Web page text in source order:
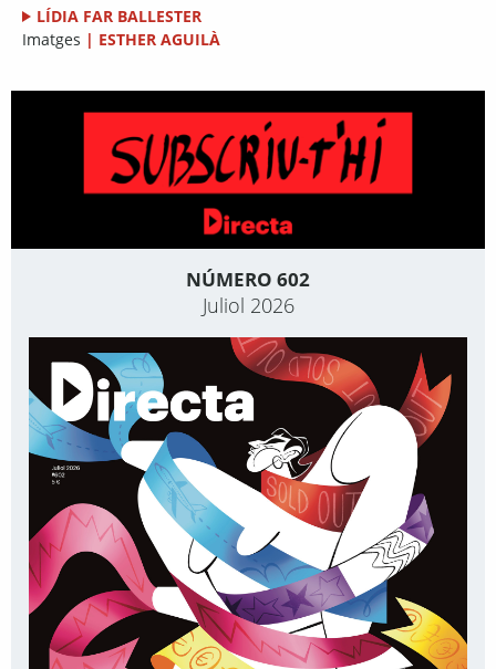
LÍDIA FAR BALLESTER
Imatges | ESTHER AGUILÀ
NÚMERO 602
Juliol 2026